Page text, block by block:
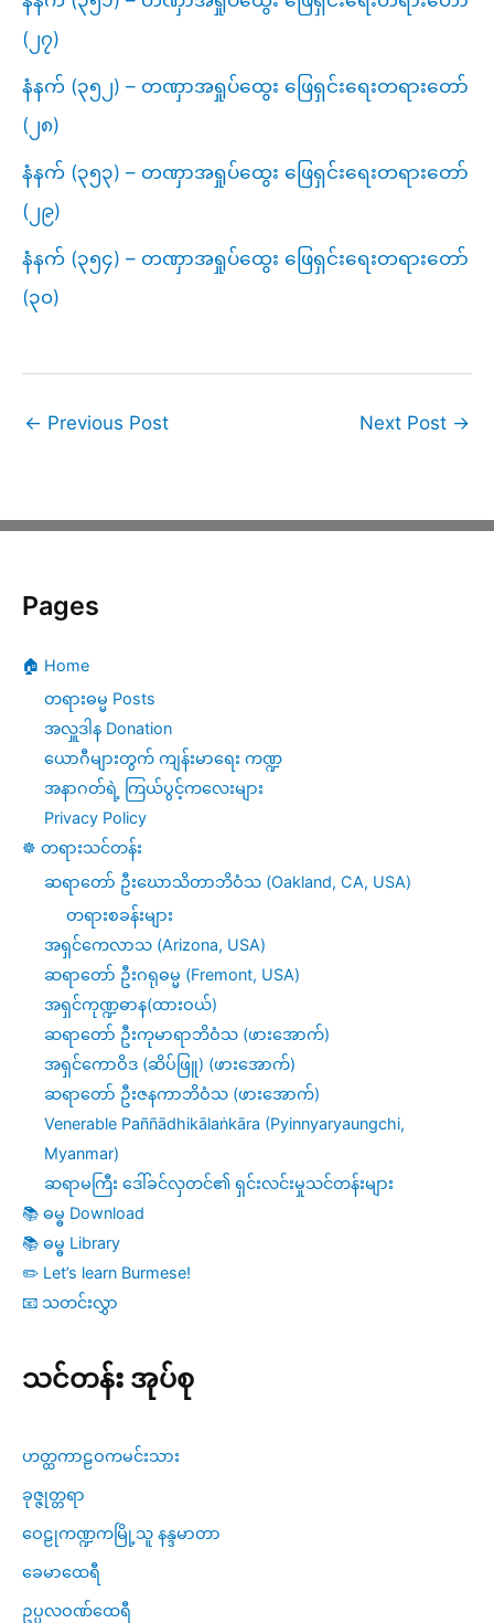
(၂၇)
နံနက် (၃၅၂) – တဏှာအရှုပ်ထွေး ဖြေရှင်းရေးတရားတော်
(၂၈)
နံနက် (၃၅၃) – တဏှာအရှုပ်ထွေး ဖြေရှင်းရေးတရားတော်
(၂၉)
နံနက် (၃၅၄) – တဏှာအရှုပ်ထွေး ဖြေရှင်းရေးတရားတော်
(၃၀)
← Previous Post Next Post →
Pages
🏠 Home
တရားဓမ္မ Posts
အလှူဒါန Donation
ယောဂီများတွက် ကျန်းမာရေး ကဏ္ဍ
အနာဂတ်ရဲ့ ကြယ်ပွင့်ကလေးများ
Privacy Policy
☸️ တရားသင်တန်း
ဆရာတော် ဦးဃောသိတာဘိဝံသ (Oakland, CA, USA)
တရားစခန်းများ
အရှင်ကေလာသ (Arizona, USA)
ဆရာတော် ဦးဂရုဓမ္မ (Fremont, USA)
အရှင်ကုဏ္ဍဓာန(ထားဝယ်)
ဆရာတော် ဦးကုမာရာဘိဝံသ (ဖားအောက်)
အရှင်ကောဝိဒ (ဆိပ်ဖြူ) (ဖားအောက်)
ဆရာတော် ဦးဇနကာဘိဝံသ (ဖားအောက်)
Venerable Paññādhikālaṅkāra (Pyinnyaryaungchi,
Myanmar)
ဆရာမကြီး ဒေါ်ခင်လှတင်၏ ရှင်းလင်းမှုသင်တန်းများ
📚 ဓမ္ဓ Download
📚 ဓမ္ဓ Library
✏️ Let’s learn Burmese!
📧 သတင်းလွှာ
သင်တန်း အုပ်စု
ဟတ္ထကာဠဝကမင်းသား
ခုဇ္ဇုတ္တရာ
ဝေဠုကဏ္ဍကမြို့သူ နန္ဒမာတာ
ခေမာထေရီ
ဥပ္ပလဝဏ်ထေရီ